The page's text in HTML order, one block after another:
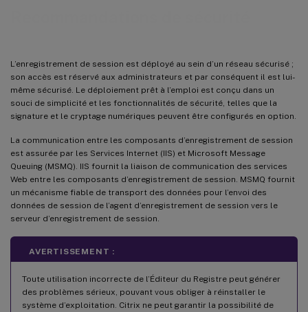
L’enregistrement de session est déployé au sein d’un réseau sécurisé ;
son accès est réservé aux administrateurs et par conséquent il est lui-
même sécurisé. Le déploiement prêt à l’emploi est conçu dans un
souci de simplicité et les fonctionnalités de sécurité, telles que la
signature et le cryptage numériques peuvent être configurés en option.
La communication entre les composants d’enregistrement de session
est assurée par les Services Internet (IIS) et Microsoft Message
Queuing (MSMQ). IIS fournit la liaison de communication des services
Web entre les composants d’enregistrement de session. MSMQ fournit
un mécanisme fiable de transport des données pour l’envoi des
données de session de l’agent d’enregistrement de session vers le
serveur d’enregistrement de session.
AVERTISSEMENT :
Toute utilisation incorrecte de l’Éditeur du Registre peut générer
des problèmes sérieux, pouvant vous obliger à réinstaller le
système d’exploitation. Citrix ne peut garantir la possibilité de